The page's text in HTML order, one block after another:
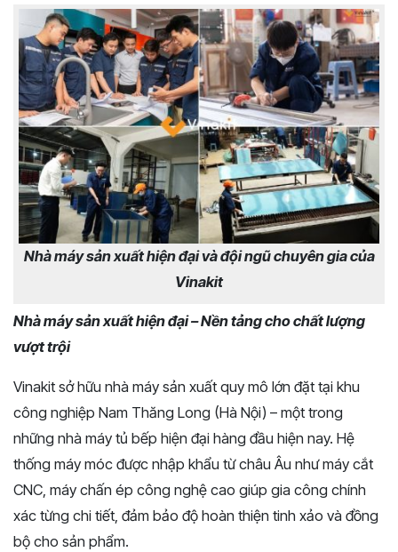
Nhà máy sản xuất hiện đại và đội ngũ chuyên gia của
Vinakit
Nhà máy sản xuất hiện đại – Nền tảng cho chất lượng
vượt trội
Vinakit sở hữu nhà máy sản xuất quy mô lớn đặt tại khu
công nghiệp Nam Thăng Long (Hà Nội) – một trong
những nhà máy tủ bếp hiện đại hàng đầu hiện nay. Hệ
thống máy móc được nhập khẩu từ châu Âu như máy cắt
CNC, máy chấn ép công nghệ cao giúp gia công chính
xác từng chi tiết, đảm bảo độ hoàn thiện tinh xảo và đồng
bộ cho sản phẩm.